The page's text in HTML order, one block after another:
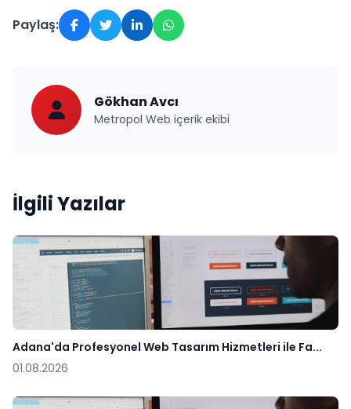
Paylaş:
Gökhan Avcı
Metropol Web içerik ekibi
İlgili Yazılar
Adana'da Profesyonel Web Tasarım Hizmetleri ile Fa...
01.08.2026